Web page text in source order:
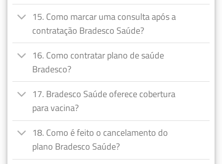
15. Como marcar uma consulta após a
contratação Bradesco Saúde?
16. Como contratar plano de saúde
Bradesco?
17. Bradesco Saúde oferece cobertura
para vacina?
18. Como é feito o cancelamento do
plano Bradesco Saúde?